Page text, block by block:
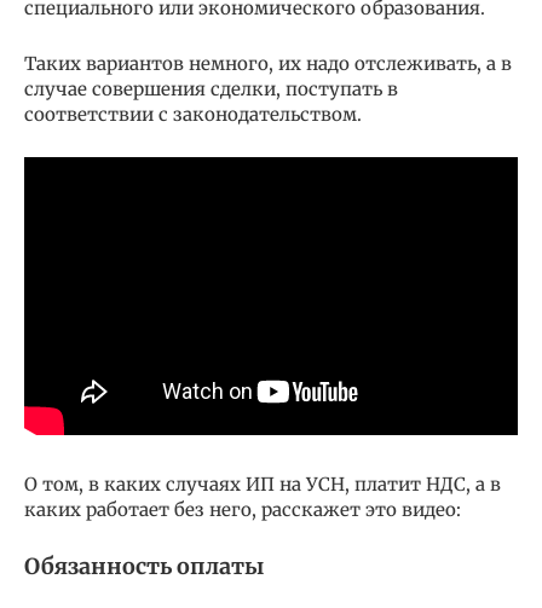
специального или экономического образования.
Таких вариантов немного, их надо отслеживать, а в
случае совершения сделки, поступать в
соответствии с законодательством.
О том, в каких случаях ИП на УСН, платит НДС, а в
каких работает без него, расскажет это видео:
Обязанность оплаты